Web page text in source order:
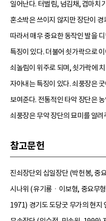
일어난다. 터벌림, 넘김채, 겹마치
혼소박은 쓰이지 않지만 장단이
따라서 매우 중요한 동작인 발을
특징이 있다. 더불어 쇳가락으로
쇠놀림이 위주로 되며, 쇳가락에
자아내는 특징이 있다. 쇠풍장은
보여준다. 전통적인 타악 장단은
쇠풍장은 무악 장단의 묘미를 알
참고문헌
진쇠장단외 십일장단 (박헌봉, 중
시나위 (유기룡ㆍ이보형, 중요무
1971) 경기도 도당굿 무가의 현지